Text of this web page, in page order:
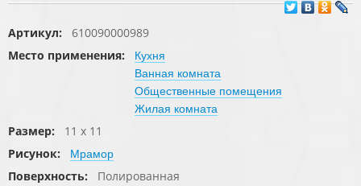
Артикул:
610090000989
Место применения:
Кухня
Ванная комната
Общественные помещения
Жилая комната
Размер:
11 x 11
Рисунок:
Мрамор
Поверхность:
Полированная